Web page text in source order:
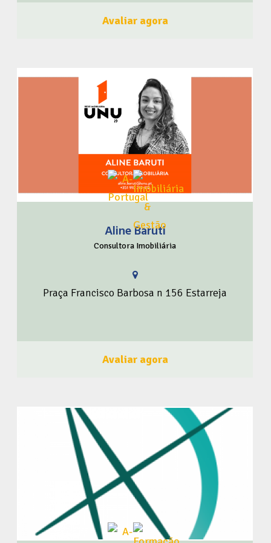
econômica através de: Estudos de viabilidade e
executivos completos com detalhamento, especificações e
notas de cálculo. Consulte-nos e verá que a qualidade de
nossos serviços é compatível com seu orçamento, que,
aliás, também ajudamos a fazer. Faça como a PerUZZO
Engenharia, seja um membro do BrasileiroSou! Clique
aqui e Faça Parte! Acompanhe o BrasileiroSou nas Redes
Sociais Clique Aqui
Avaliar agora
Confie na marca 100% Nacional. #ComproOqueéNosso
Aline Baruti
Consultora Imobiliária
Praça Francisco Barbosa n 156 Estarreja
Avaliar agora